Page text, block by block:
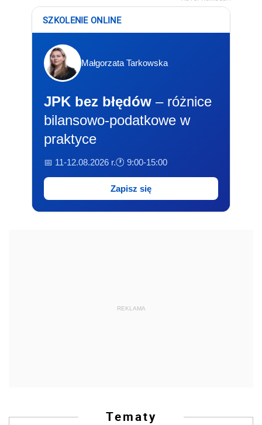
SZKOLENIE ONLINE
Małgorzata Tarkowska
JPK bez błędów – różnice
bilansowo-podatkowe w
praktyce
📅 11-12.08.2026 r.🕐 9:00-15:00
Zapisz się
REKLAMA
Tematy